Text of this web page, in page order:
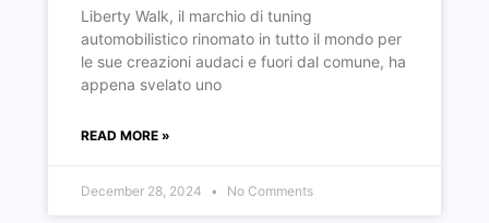
Liberty Walk, il marchio di tuning
automobilistico rinomato in tutto il mondo per
le sue creazioni audaci e fuori dal comune, ha
appena svelato uno
READ MORE »
December 28, 2024 No Comments